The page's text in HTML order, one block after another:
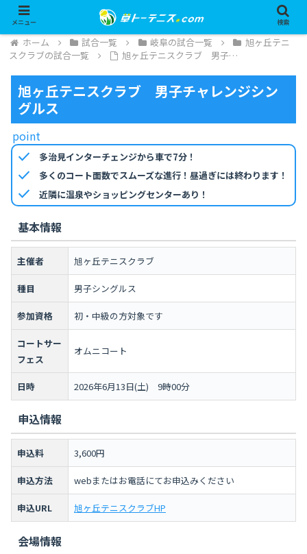
ホーム 試合一覧 岐阜の試合一覧
旭ヶ丘テニ
スクラブの試合一覧
旭ヶ丘テニスクラブ 男子…
旭ヶ丘テニスクラブ 男子チャレンジシン
グルス
point
check 多治見インターチェンジから車で7分！
check 多くのコート面数でスムーズな進行！昼過ぎには終わります！
check 近隣に温泉やショッピングセンターあり！
基本情報
主催者 旭ヶ丘テニスクラブ
種目 男子シングルス
参加資格 初・中級の方対象です
コートサー
フェス
オムニコート
日時 2026年6月13日(土) 9時00分
申込情報
申込料 3,600円
申込方法 webまたはお電話にてお申込みください
申込URL 旭ヶ丘テニスクラブHP
会場情報
メニュー 検索